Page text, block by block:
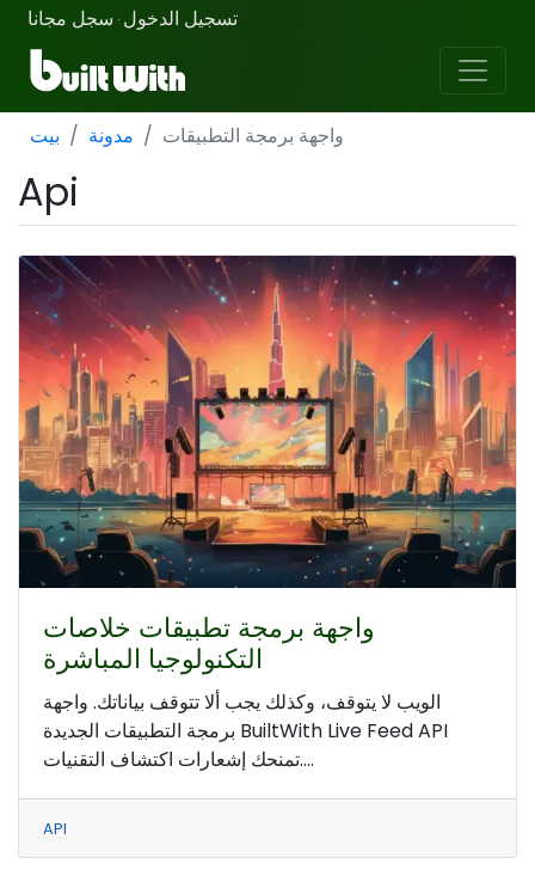
تسجيل الدخول · سجل مجانا
بيت مدونة واجهة برمجة التطبيقات
Api
واجهة برمجة تطبيقات خلاصات
التكنولوجيا المباشرة
الويب لا يتوقف، وكذلك يجب ألا تتوقف بياناتك. واجهة
برمجة التطبيقات الجديدة BuiltWith Live Feed API
تمنحك إشعارات اكتشاف التقنيات....
API